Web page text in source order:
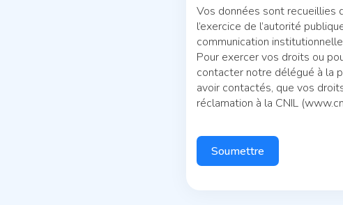
Vos données sont recueillies
l’exercice de l’autorité
communication
Pour exercer vos droits ou
contacter notre délégué à la
avoir contactés, que vos
réclamation à la CNIL
Soumettre